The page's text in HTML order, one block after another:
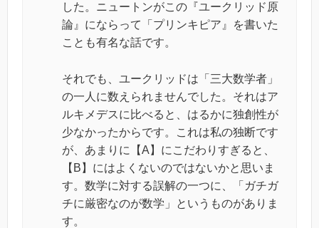
した。ニュートンがこの『ユークリッド原
論』にならって「プリンキピア』を書いた
ことも有名な話です。
それでも、ユークリッドは「三大数学者」
の一人に数えられませんでした。それはア
ルキメデスに比べると、はるかに独創性が
少なかったからです。これは私の独断です
が、あまりに【A】にこだわりすぎると、
【B】にはよくないのではないかと思いま
す。数学に対する誤解の一つに、「ガチガ
チに厳密なのが数学」というものがありま
す。